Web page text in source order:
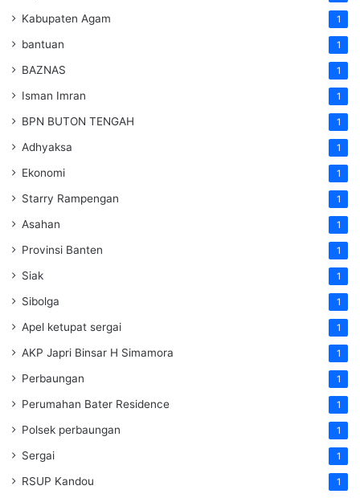
Kabupaten Agam 1
bantuan 1
BAZNAS 1
Isman Imran 1
BPN BUTON TENGAH 1
Adhyaksa 1
Ekonomi 1
Starry Rampengan 1
Asahan 1
Provinsi Banten 1
Siak 1
Sibolga 1
Apel ketupat sergai 1
AKP Japri Binsar H Simamora 1
Perbaungan 1
Perumahan Bater Residence 1
Polsek perbaungan 1
Sergai 1
RSUP Kandou 1